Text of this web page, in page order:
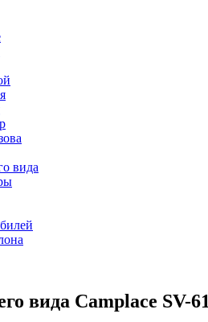
вида
вида Camplace SV-